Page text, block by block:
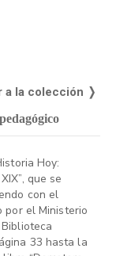
a la colección ❭
Hoy:
que se
con el
por el Ministerio
33 hasta la